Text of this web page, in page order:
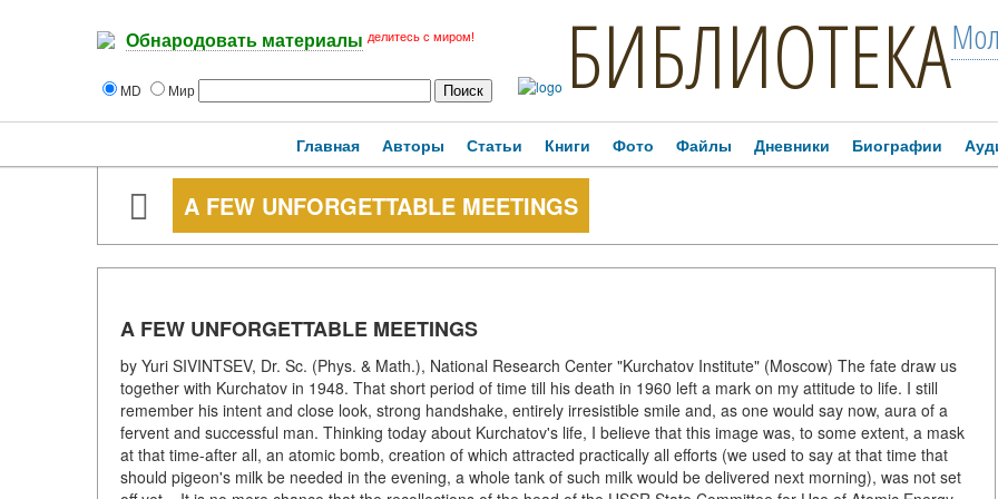
Обнародовать материалы делитесь с миром!
MD Мир БИБЛИОТЕКА
Главная Авторы Статьи Книги Фото Файлы Дневники Биографии
A FEW UNFORGETTABLE MEETINGS
A FEW UNFORGETTABLE MEETINGS
by Yuri SIVINTSEV, Dr. Sc. (Phys. & Math.), National Research Center "Kurchatov Institute" (Moscow) The fate draw us
together with Kurchatov in 1948. That short period of time till his death in 1960 left a mark on my attitude to life. I still
remember his intent and close look, strong handshake, entirely irresistible smile and, as one would say now, aura of a
fervent and successful man. Thinking today about Kurchatov's life, I believe that this image was, to some extent, a mask
at that time-after all, an atomic bomb, creation of which attracted practically all efforts (we used to say at that time that
should pigeon's milk be needed in the evening, a whole tank of such milk would be delivered next morning), was not set